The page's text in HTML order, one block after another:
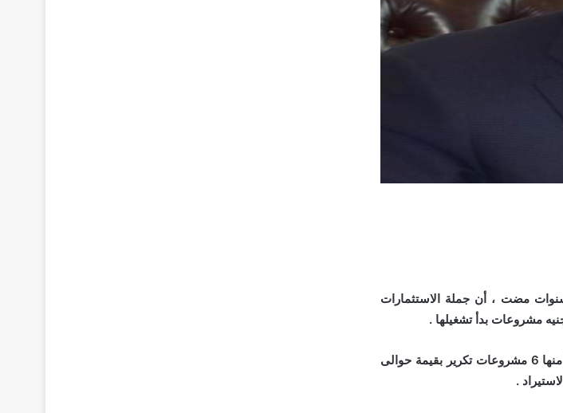
وزارة البترول والثروة المعدنية في بيان رسمي لها عن انجازات القطاع خلال ٨ سنوات مضت ، أن جملة الاستثمارات
وتابعت أن هناك 119 مليار جنيه مشروعات جارى دراستها و292 مشروعات جارى تنفيذها منها 6 مشروعات تكرير بقيمة حوالى